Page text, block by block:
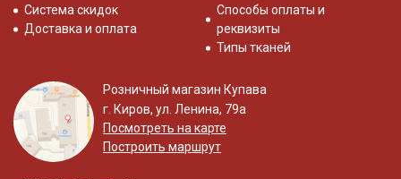
Система скидок
Доставка и оплата
Способы оплаты и
реквизиты
Типы тканей
Розничный магазин Купава
г. Киров, ул. Ленина, 79а
Посмотреть на карте
Построить маршрут